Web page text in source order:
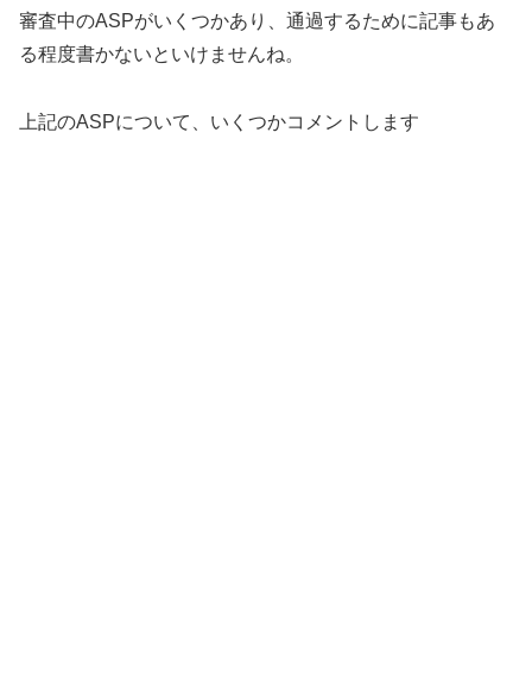
審査中のASPがいくつかあり、通過するために記事もあ
る程度書かないといけませんね。
上記のASPについて、いくつかコメントします